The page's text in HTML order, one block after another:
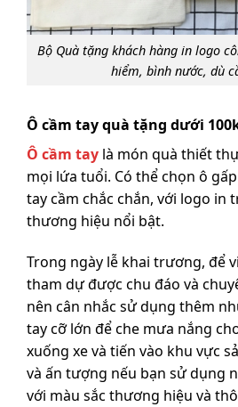
Bộ Quà tặng khách hàng in logo
hiểm, bình nước, dù
Ô cầm tay quà tặng dưới
Ô cầm tay là món quà thiết
mọi lứa tuổi. Có thể chọn ô
tay cầm chắc chắn, với logo in
thương hiệu nổi bật.
Trong ngày lễ khai trương, để
tham dự được chu đáo và
nên cân nhắc sử dụng thêm
tay cỡ lớn để che mưa nắng
xuống xe và tiến vào khu vực
và ấn tượng nếu bạn sử dụng
với màu sắc thương hiệu và